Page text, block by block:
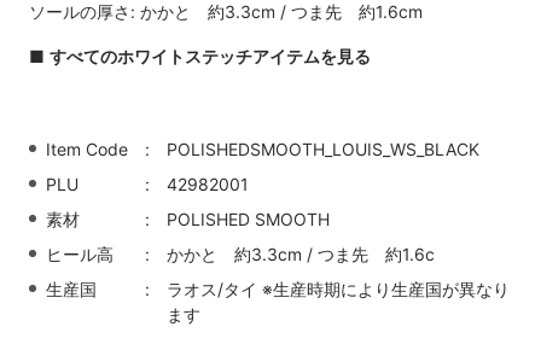
ソールの厚さ: かかと 約3.3cm / つま先 約1.6cm
■ すべてのホワイトステッチアイテムを見る
Item Code
POLISHEDSMOOTH_LOUIS_WS_BLACK
PLU
42982001
素材
POLISHED SMOOTH
ヒール高
かかと 約3.3cm / つま先 約1.6c
生産国
ラオス/タイ ※生産時期により生産国が異なり
ます